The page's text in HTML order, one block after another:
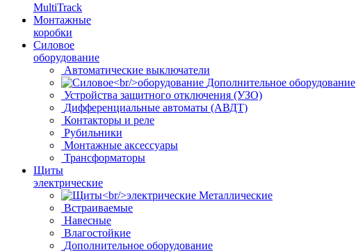
MultiTrack
Монтажные
коробки
Силовое
оборудование
Автоматические выключатели
Дополнительное оборудование
Устройства защитного отключения (УЗО)
Дифференциальные автоматы (АВДТ)
Контакторы и реле
Рубильники
Монтажные аксессуары
Трансформаторы
Щиты
электрические
Металлические
Встраиваемые
Навесные
Влагостойкие
Дополнительное оборудование